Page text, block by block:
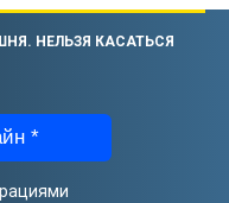
НЕЛЬЗЯ КАСАТЬСЯ
*